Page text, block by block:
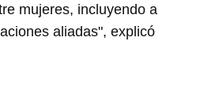
mujeres, incluyendo a
aliadas", explicó